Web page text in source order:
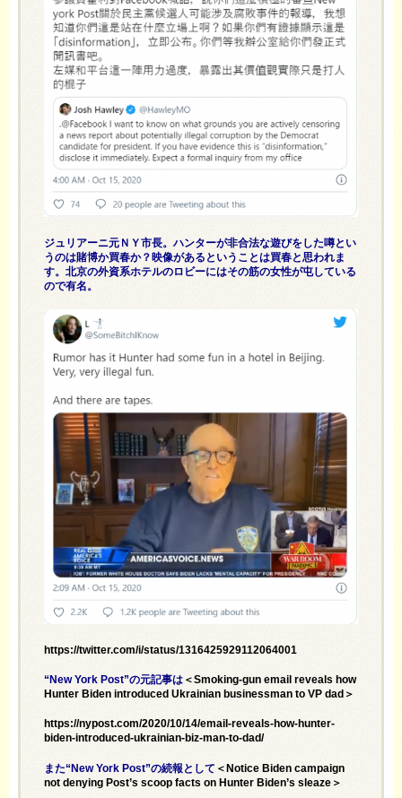
ジュリアーニ元ＮＹ市長。ハンターが非合法な遊びをした噂とい
うのは賭博か買春か？映像があるということは買春と思われま
す。北京の外資系ホテルのロビーにはその筋の女性が屯している
ので有名。
https://twitter.com/i/status/1316425929112064001
“New York Post”の元記事は＜Smoking-gun email reveals how
Hunter Biden introduced Ukrainian businessman to VP dad＞
https://nypost.com/2020/10/14/email-reveals-how-hunter-
biden-introduced-ukrainian-biz-man-to-dad/
また“New York Post”の続報として ＜Notice Biden campaign
not denying Post’s scoop facts on Hunter Biden’s sleaze＞